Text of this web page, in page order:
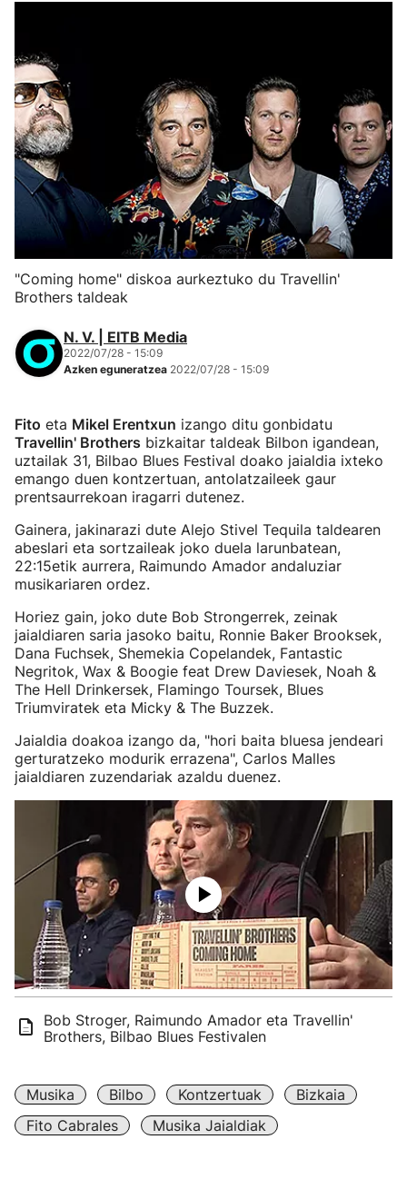
"Coming home" diskoa aurkeztuko du Travellin'
Brothers taldeak
N. V. | EITB Media
2022/07/28 - 15:09
Azken eguneratzea 2022/07/28 - 15:09
Fito eta Mikel Erentxun izango ditu gonbidatu
Travellin' Brothers bizkaitar taldeak Bilbon igandean,
uztailak 31, Bilbao Blues Festival doako jaialdia ixteko
emango duen kontzertuan, antolatzaileek gaur
prentsaurrekoan iragarri dutenez.
Gainera, jakinarazi dute Alejo Stivel Tequila taldearen
abeslari eta sortzaileak joko duela larunbatean,
22:15etik aurrera, Raimundo Amador andaluziar
musikariaren ordez.
Horiez gain, joko dute Bob Strongerrek, zeinak
jaialdiaren saria jasoko baitu, Ronnie Baker Brooksek,
Dana Fuchsek, Shemekia Copelandek, Fantastic
Negritok, Wax & Boogie feat Drew Daviesek, Noah &
The Hell Drinkersek, Flamingo Toursek, Blues
Triumviratek eta Micky & The Buzzek.
Jaialdia doakoa izango da, "hori baita bluesa jendeari
gerturatzeko modurik errazena", Carlos Malles
jaialdiaren zuzendariak azaldu duenez.
Bob Stroger, Raimundo Amador eta Travellin'
Brothers, Bilbao Blues Festivalen
Musika Bilbo Kontzertuak
Bizkaia
Fito Cabrales
Musika Jaialdiak